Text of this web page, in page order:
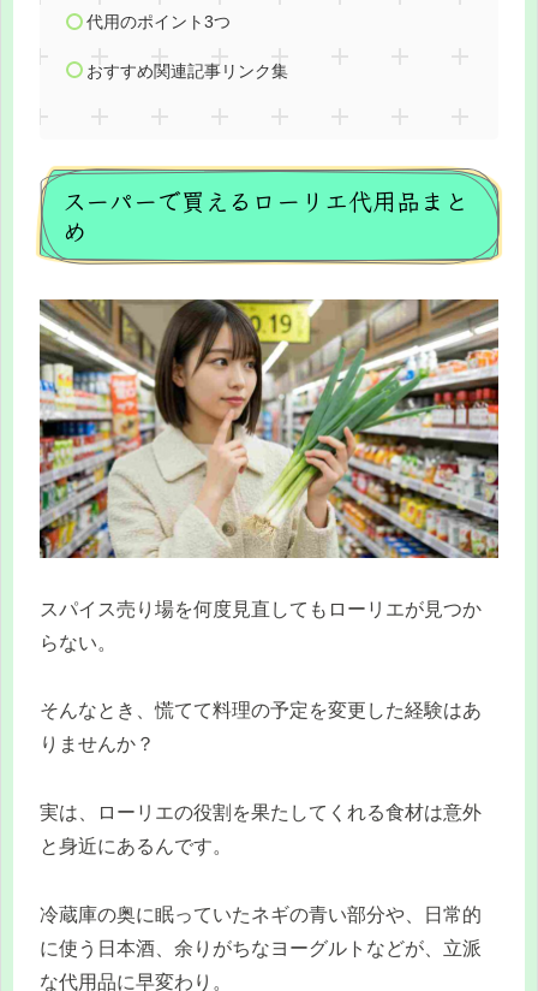
代用のポイント3つ
おすすめ関連記事リンク集
スーパーで買えるローリエ代用品まと
め
スパイス売り場を何度見直してもローリエが見つか
らない。
そんなとき、慌てて料理の予定を変更した経験はあ
りませんか？
実は、ローリエの役割を果たしてくれる食材は意外
と身近にあるんです。
冷蔵庫の奥に眠っていたネギの青い部分や、日常的
に使う日本酒、余りがちなヨーグルトなどが、立派
な代用品に早変わり。